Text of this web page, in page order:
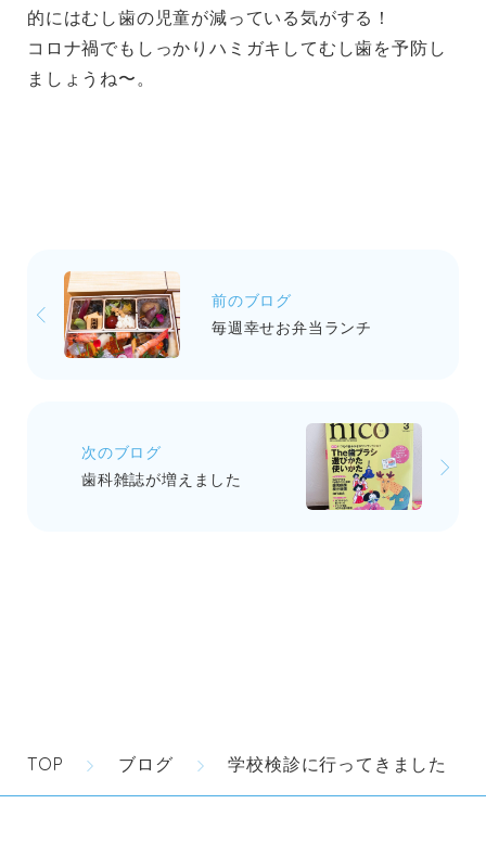
的にはむし歯の児童が減っている気がする！
コロナ禍でもしっかりハミガキしてむし歯を予防し
ましょうね〜。
前のブログ
毎週幸せお弁当ランチ
次のブログ
歯科雑誌が増えました
TOP ブログ 学校検診に行ってきました